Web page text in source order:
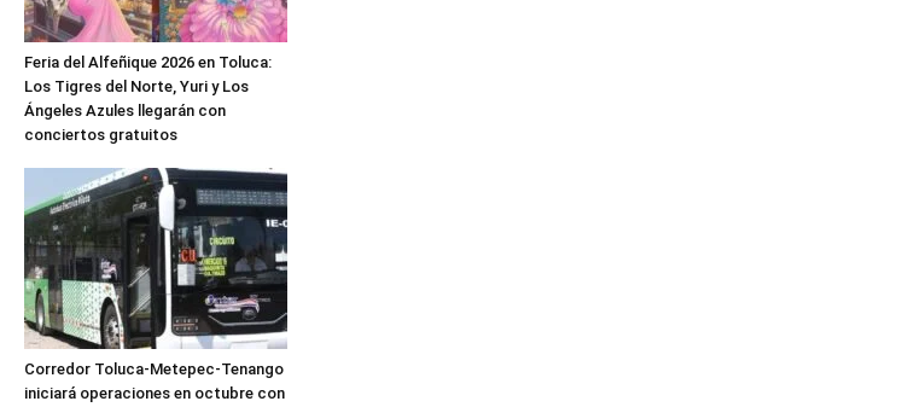
Feria del Alfeñique 2026 en Toluca:
Los Tigres del Norte, Yuri y Los
Ángeles Azules llegarán con
conciertos gratuitos
Corredor Toluca-Metepec-Tenango
iniciará operaciones en octubre con